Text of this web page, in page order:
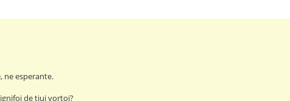
ne esperante.
de tiuj vortoj?